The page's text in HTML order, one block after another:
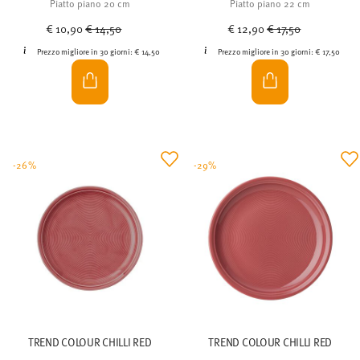
Piatto piano 20 cm
€ 10,90Price reduced from
€ 14,50
Prezzo migliore in 30 giorni:€ 14,50
Piatto piano 22 cm
€ 12,90Price reduced from
€ 17,50
Prezzo migliore in 30 giorni:€ 17,50
TREND COLOUR CHILLI RED
-26%
TREND COLOUR CHILLI RED
-29%